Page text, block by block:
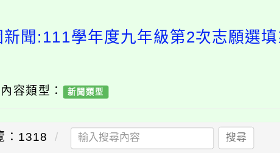
聞:111學年度九年級第2次志願選
容類型： 新聞類型
：1318 搜尋